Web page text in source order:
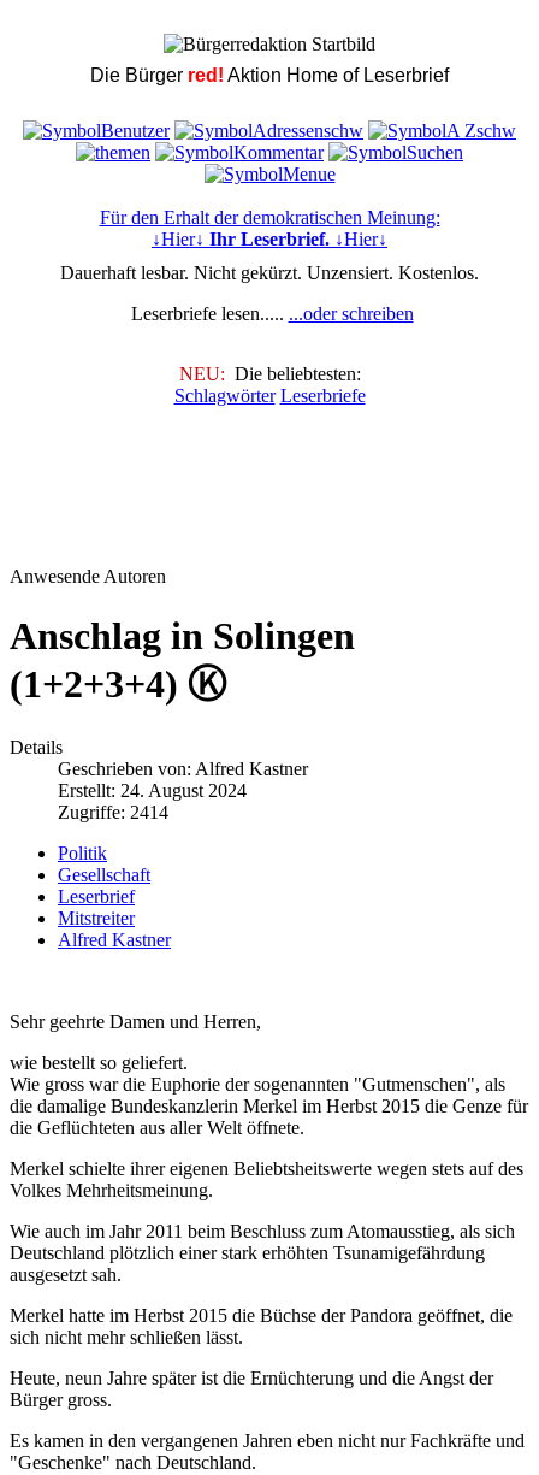
Die Bürger red! Aktion Home of Leserbrief
Für den Erhalt der demokratischen Meinung:
↓Hier↓ Ihr Leserbrief. ↓Hier↓
Dauerhaft lesbar. Nicht gekürzt. Unzensiert. Kostenlos.
Leserbriefe lesen..... ...oder schreiben
NEU: Die beliebtesten:
Schlagwörter Leserbriefe
Anwesende Autoren
Anschlag in Solingen
(1+2+3+4) Ⓚ
Details
Geschrieben von: Alfred Kastner
Erstellt: 24. August 2024
Zugriffe: 2414
Politik
Gesellschaft
Leserbrief
Mitstreiter
Alfred Kastner
Sehr geehrte Damen und Herren,
wie bestellt so geliefert.
Wie gross war die Euphorie der sogenannten "Gutmenschen", als
die damalige Bundeskanzlerin Merkel im Herbst 2015 die Genze für
die Geflüchteten aus aller Welt öffnete.
Merkel schielte ihrer eigenen Beliebtsheitswerte wegen stets auf des
Volkes Mehrheitsmeinung.
Wie auch im Jahr 2011 beim Beschluss zum Atomausstieg, als sich
Deutschland plötzlich einer stark erhöhten Tsunamigefährdung
ausgesetzt sah.
Merkel hatte im Herbst 2015 die Büchse der Pandora geöffnet, die
sich nicht mehr schließen lässt.
Heute, neun Jahre später ist die Ernüchterung und die Angst der
Bürger gross.
Es kamen in den vergangenen Jahren eben nicht nur Fachkräfte und
"Geschenke" nach Deutschland.